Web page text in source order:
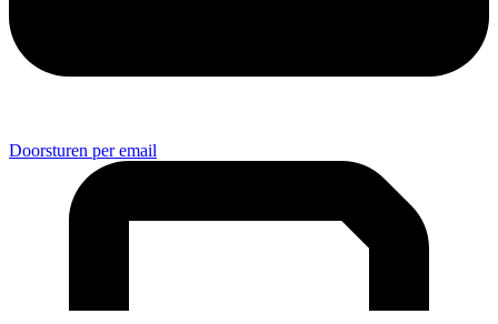
Doorsturen per email